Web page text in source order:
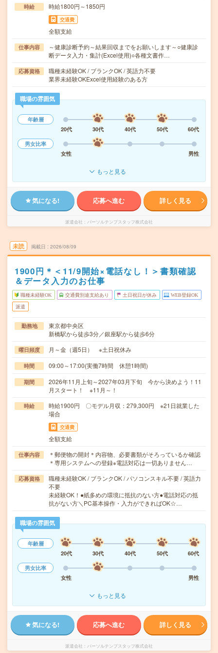
時給 時給1800円～1850円
交通費
全額支給
仕事内容
～健康診断予約～結果回収までをお願いします～○健康診
断データ入力・集計(Excel使用)○各種文書作…
応募資格
職種未経験OK / ブランクOK / 英語力不要
業界未経験OKExcel使用経験のある方
職場の雰囲気
年齢層
20代
30代 40代 50代
60代
男女比率
女性
男性
もっと見る
気になる! 応募へ進む 詳しく見る
派遣会社 パーソルテンプスタッフ株式会社
未読 掲載日 2026/08/09
1900円＊＜11/9開始×電話なし！＞書類確認
＆データ入力のお仕事
職種未経験OK 交通費別途支給あり 土日祝日が休み WEB登録OK
派遣
勤務地
東京都中央区
新橋駅から徒歩3分／銀座駅から徒歩6分
曜日頻度 月～金（週5日） ※土日祝休み
時間 09:00～17:00(実働7時間 休憩1時間)
期間
2026年11月上旬～2027年03月下旬 今から決めよう！11
月スタート！ ※11月～！
時給
時給1900円 〇モデル月収：279,300円 ※21日就業した
場合
交通費
全額支給
仕事内容
＊郵便物の開封＊内容物、必要書類がそろっているか確認
＊専用システムへの登録※電話対応は一切ありません…
応募資格
職種未経験OK / ブランクOK / パソコンスキル不要 / 英語力
不要
未経験OK！●紙多めの環境に抵抗のない方●電話対応の抵
抗がない方＼PC基本操作・入力ができればOK☆…
職場の雰囲気
年齢層
20代
30代 40代 50代
60代
男女比率
女性
男性
もっと見る
気になる! 応募へ進む 詳しく見る
派遣会社 パーソルテンプスタッフ株式会社